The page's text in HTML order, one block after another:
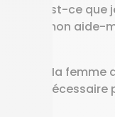
Est-ce
mon aide-
Ma